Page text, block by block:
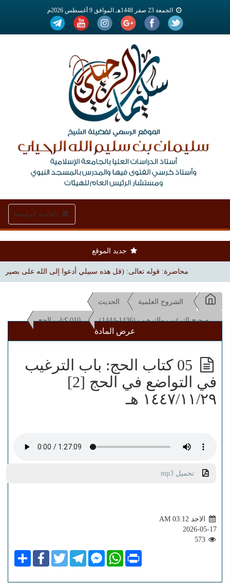
الجمعة 23 صفر 1448هـ الموافق 9 أغسطس 2026م
Toggle
navigation
القائمة الرئيسة
جديد الموقع
محاضرة: قوله تعالى: (قل هذه سبيلي أدعوا إلى الله على بصيرة) | بجامع
الشروح العلمية الحديث
صحيح الترغيب والترهيب (1436-1444) 010 كتاب الحج
عرض المادة
05 كتاب الحج: باب الترغيب
في التواضع في الحج [2]
١٤٤٧/١١/٢٩ هـ
تحميل mp3
الاحد AM 03:12
2026-05-17
ShareFacebookTwitterTelegramFacebook
Messenger
WhatsApp Print